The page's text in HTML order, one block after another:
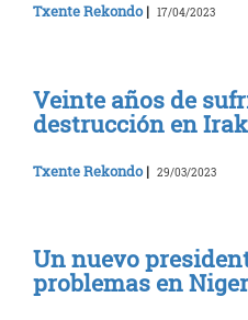
Txente Rekondo| 17/04/2023
Veinte años de
destrucción en Irak
Txente Rekondo| 29/03/2023
Un nuevo
problemas en